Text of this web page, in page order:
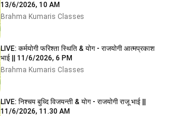
13/6/2026, 10 AM
Brahma Kumaris Classes
LIVE: कर्मयोगी फरिश्ता स्थिति & योग - राजयोगी आत्मप्रकाश
भाई || 11/6/2026, 6 PM
Brahma Kumaris Classes
LIVE: निश्चय बुध्दि विजयन्ती & योग - राजयोगी राजू भाई ||
11/6/2026, 11.30 AM